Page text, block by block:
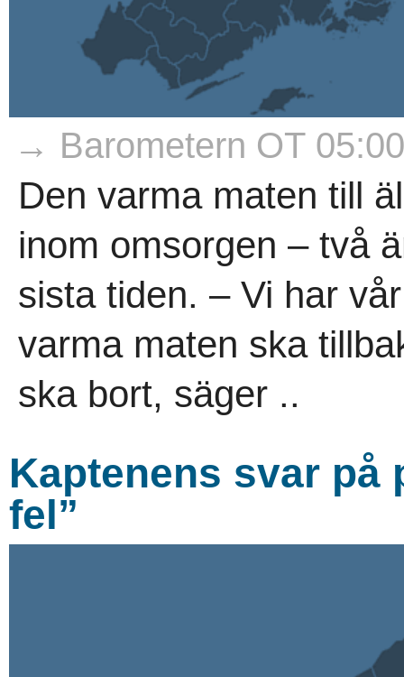
→ Barometern OT 05:00
Den varma maten till
inom omsorgen – två
sista tiden. – Vi har
varma maten ska
ska bort, säger ..
Kaptenens svar på
fel”